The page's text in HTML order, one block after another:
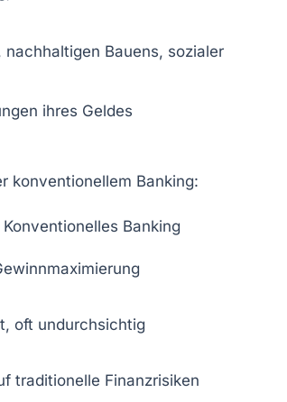
Bauens, sozialer
ihres Geldes
konventionellem Banking:
Konventionelles Banking
oft undurchsichtig
traditionelle Finanzrisiken